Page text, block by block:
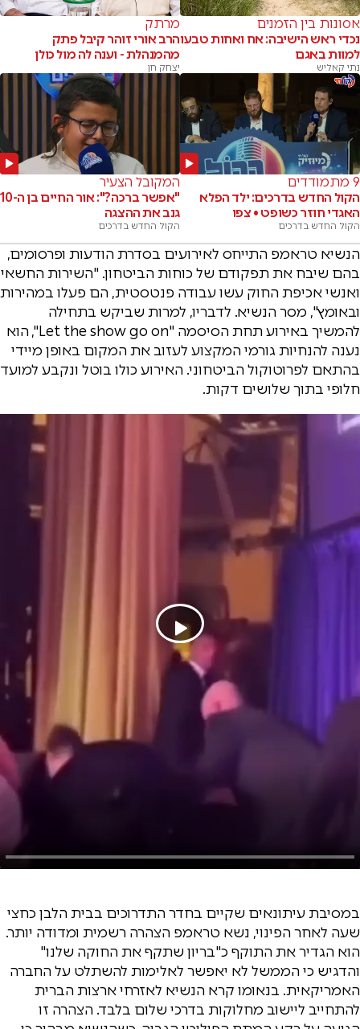
אסונות בין הזמנים
נכדי ראש הישיבה: אח ואחות טבעו
למוות באגם
נתי קאליש
מרתק
הרב אורי זוהר קיבל פתק
מהמנהלת - וענה לה מול כולן
יצחק חן
9 מתמודדים
הקול החדש בדרכים: ילד הפלא
האגדי חוזר כשופט • צפו
הקול החדש בדרכים
המקובל הצעיר
"אפשר ברכה?": אור החיים בן ה-10
גנב את ההצגה
הקול החדש בדרכים
הנשיא טראמפ התייחס לאירועים בסדרת הודעות ופרסומים,
בהם שיבח את תפקודם של כוחות הביטחון. "השירות החשאי
ואנשי אכיפת החוק עשו עבודה פנטסטית, הם פעלו במהירות
ובאומץ", מסר הנשיא. לדבריו, למרות שביקש בתחילה
להמשיך באירוע תחת הסיסמה "Let the show go on", הוא
נענה להנחיות גורמי המקצוע לעזוב את המקום באופן מיידי
בהתאם לפרוטוקול הביטחוני. האירוע כולו בוטל ונקבע למועד
חלופי בתוך שלושים דקות.
במסיבת עיתונאים שקיים בחדר התדרוכים בבית הלבן כחצי
שעה לאחר הפינוי, נשא טראמפ הצהרה רשמית ומדודה יותר.
הוא הגדיר את התוקף כ"בריון שתקף את החוקה שלנו"
והדגיש כי הממשל לא יאפשר לאלימות להשתלט על החברה
האמריקאית. בנאומו קרא הנשיא לאזרחי ארצות הברית
להתחייב ליישוב מחלוקות בדרכי שלום בלבד. הצהרה זו